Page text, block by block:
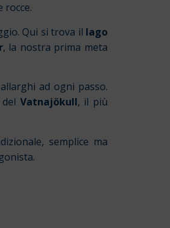
rocce.
Qui si trova il lago
, la nostra prima meta
ad ogni passo.
Vatnajökull, il più
semplice ma